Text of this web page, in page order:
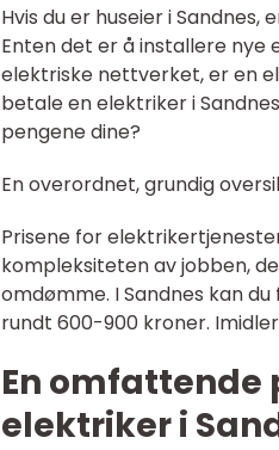
Hvis du er huseier i
Enten det er å installere nye
elektriske nettverket, er en
betale en elektriker i
pengene dine?
En overordnet, grundig
Prisene for
kompleksiteten av jobben,
omdømme. I Sandnes kan
rundt 600-900 kroner.
En omfattende
elektriker i